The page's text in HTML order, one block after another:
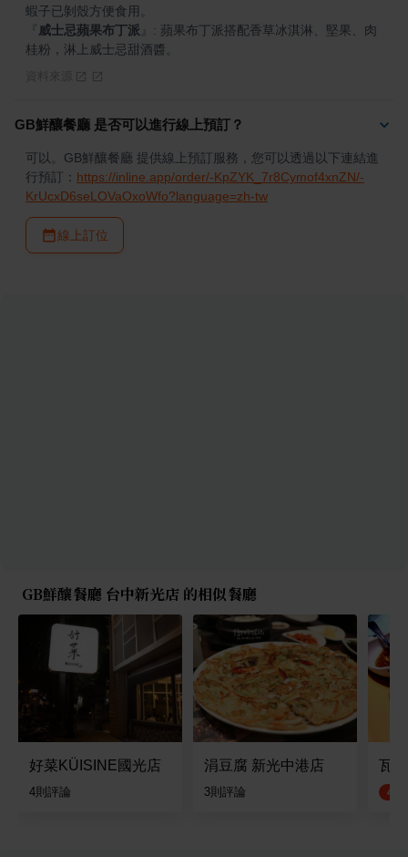
威士忌蘋果布丁派
: 蘋果布丁派搭配香草冰淇淋、堅果、肉
桂粉，淋上威士忌甜酒醬。
GB鮮釀餐廳 是否可以進行線上預訂？
可以。GB鮮釀餐廳 提供線上預訂服務，您可以透過以下連結進
行預訂： https://inline.app/order/-KpZYK_7r8Cymof4xnZN/-
KrUcxD6seLOVaOxoWfo?language=zh-tw
線上訂位
GB鮮釀餐廳 台中新光店 的相似餐廳
好菜KÜISINE國光店
4則評論
涓豆腐 新光中港店
3則評論
瓦
4.8